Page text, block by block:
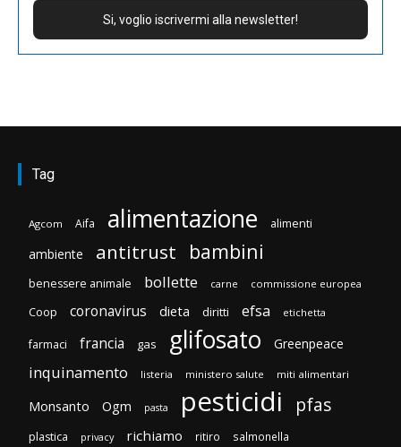
Tag
Agcom Aifa alimentazione alimenti
ambiente antitrust bambini
benessere animale bollette carne commissione europea
Coop coronavirus dieta diritti efsa etichetta
farmaci francia gas glifosato Greenpeace
inquinamento listeria ministero salute miti alimentari
Monsanto Ogm pasta pesticidi pfas
plastica privacy richiamo ritiro salmonella